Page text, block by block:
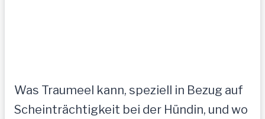
Was Traumeel kann, speziell in Bezug auf
Scheinträchtigkeit bei der Hündin, und wo